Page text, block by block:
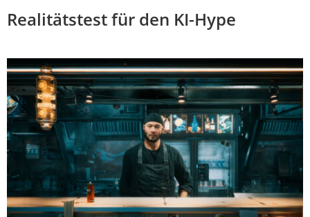
Realitätstest für den KI-Hype